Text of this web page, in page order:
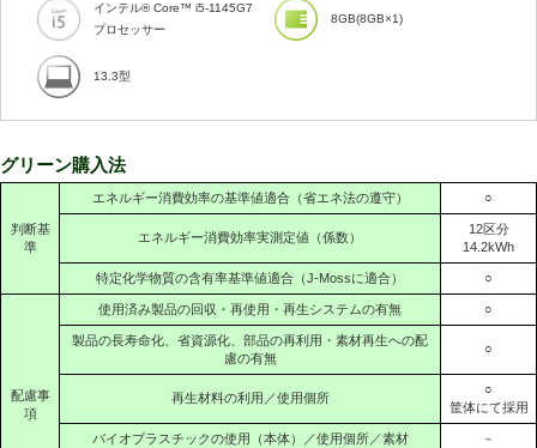
インテル® Core™ i5-1145G7
プロセッサー
13.3型
8GB(8GB×1)
グリーン購入法
判断基
準
エネルギー消費効率の基準値適合（省エネ法の遵守） ○
エネルギー消費効率実測定値（係数）
12区分
14.2kWh
特定化学物質の含有率基準値適合（J-Mossに適合） ○
配慮事
項
使用済み製品の回収・再使用・再生システムの有無 ○
製品の長寿命化、省資源化、部品の再利用・素材再生への配
慮の有無
○
再生材料の利用／使用個所
○
筐体にて採用
バイオプラスチックの使用（本体）／使用個所／素材 －